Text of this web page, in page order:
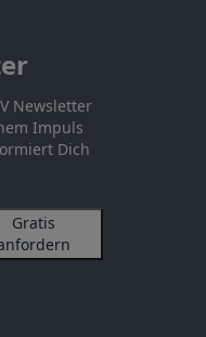
Newsletter
Impuls
Dich
Gratis